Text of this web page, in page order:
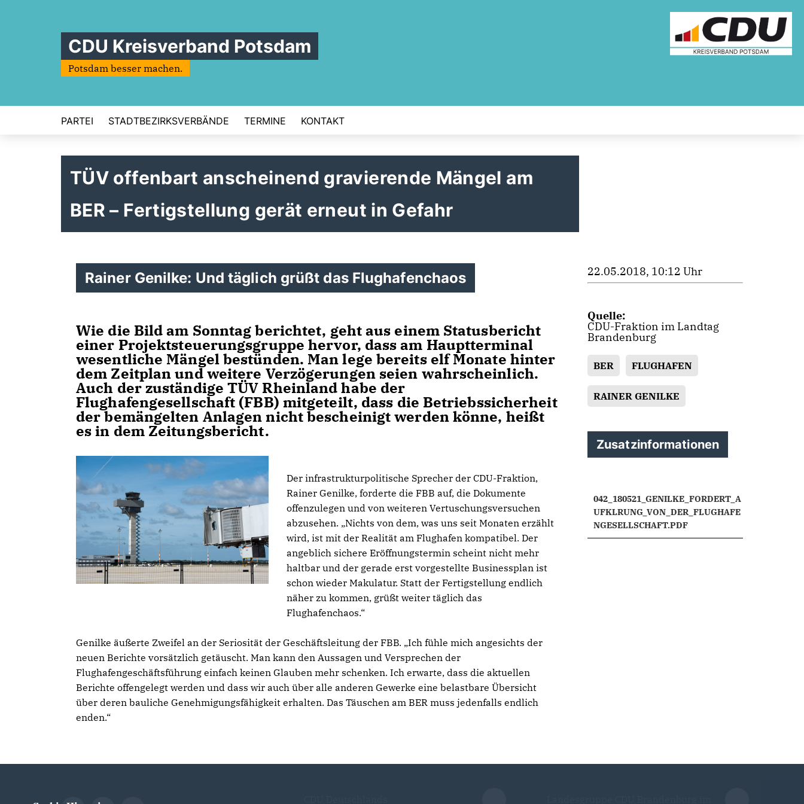
CDU Kreisverband Potsdam
Potsdam besser machen.
PARTEI STADTBEZIRKSVERBÄNDE TERMINE KONTAKT
TÜV offenbart anscheinend gravierende Mängel am
BER – Fertigstellung gerät erneut in Gefahr
Rainer Genilke: Und täglich grüßt das Flughafenchaos
Wie die Bild am Sonntag berichtet, geht aus einem Statusbericht
einer Projektsteuerungsgruppe hervor, dass am Hauptterminal
wesentliche Mängel bestünden. Man lege bereits elf Monate hinter
dem Zeitplan und weitere Verzögerungen seien wahrscheinlich.
Auch der zuständige TÜV Rheinland habe der
Flughafengesellschaft (FBB) mitgeteilt, dass die Betriebssicherheit
der bemängelten Anlagen nicht bescheinigt werden könne, heißt
es in dem Zeitungsbericht.
Der infrastrukturpolitische Sprecher der CDU-Fraktion,
Rainer Genilke, forderte die FBB auf, die Dokumente
offenzulegen und von weiteren Vertuschungsversuchen
abzusehen. „Nichts von dem, was uns seit Monaten erzählt
wird, ist mit der Realität am Flughafen kompatibel. Der
angeblich sichere Eröffnungstermin scheint nicht mehr
haltbar und der gerade erst vorgestellte Businessplan ist
schon wieder Makulatur. Statt der Fertigstellung endlich
näher zu kommen, grüßt weiter täglich das
Flughafenchaos.“
Genilke äußerte Zweifel an der Seriosität der Geschäftsleitung der FBB. „Ich fühle mich angesichts der
neuen Berichte vorsätzlich getäuscht. Man kann den Aussagen und Versprechen der
Flughafengeschäftsführung einfach keinen Glauben mehr schenken. Ich erwarte, dass die aktuellen
Berichte offengelegt werden und dass wir auch über alle anderen Gewerke eine belastbare Übersicht
über deren bauliche Genehmigungsfähigkeit erhalten. Das Täuschen am BER muss jedenfalls endlich
enden.“
22.05.2018, 10:12 Uhr
Quelle:
CDU-Fraktion im Landtag
Brandenburg
BER FLUGHAFEN
RAINER GENILKE
Zusatzinformationen
042_180521_GENILKE_FORDERT_A
UFKLRUNG_VON_DER_FLUGHAFE
NGESELLSCHAFT.PDF